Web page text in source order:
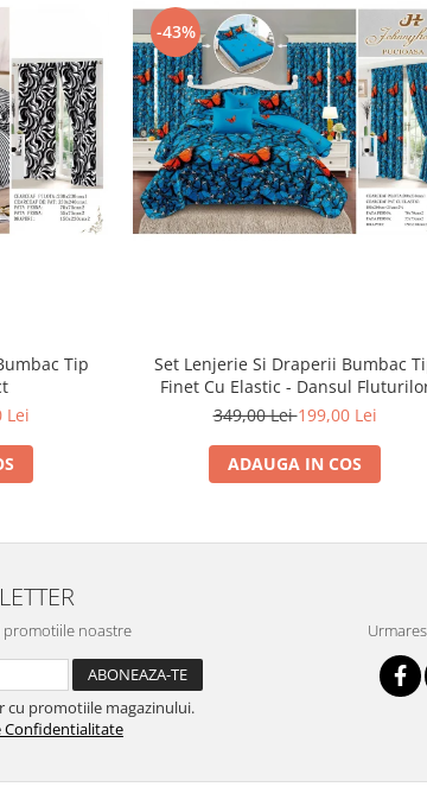
Lei
-43%
Set Lenjerie Si Draperii Bumbac
Finet Cu Elastic - Dansul
349,00 Lei199,00 Lei
ADAUGA IN COS
promotiile noastre
cu promotiile magazinului.
Confidentialitate